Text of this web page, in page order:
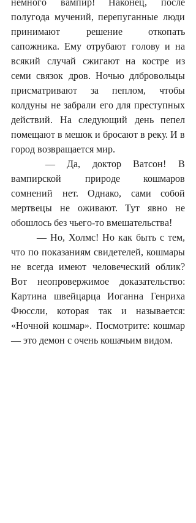
полугода мучений, перепуганные люди
принимают решение откопать
сапожника. Ему отрубают голову и на
всякий случай сжигают на костре из
семи связок дров. Ночью длбровольцы
присматривают за пеплом, чтобы
колдуны не забрали его для преступных
действий. На следующий день пепел
помещают в мешок и бросают в реку. И в
город возвращается мир.
вампирской природе кошмаров
сомнений нет. Однако, сами собой
мертвецы не оживают. Тут явно не
обошлось без чьего-то вмешательства!
что по показаниям свидетелей, кошмары
не всегда имеют человеческий облик?
Вот неопровержимое доказательство:
Картина швейцарца Иоганна Генриха
Фюссли, которая так и называется:
«Ночной кошмар». Посмотрите: кошмар
— это демон с очень кошачьим видом.